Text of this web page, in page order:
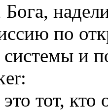
по
и
тот, кто